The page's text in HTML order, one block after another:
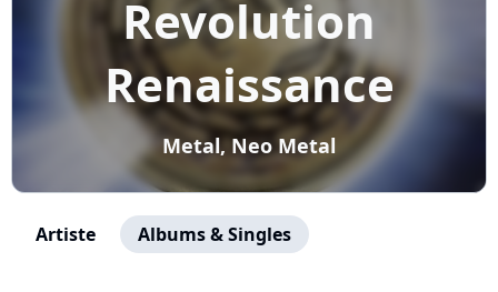
Revolution
Renaissance
Metal, Neo Metal
Artiste Albums & Singles